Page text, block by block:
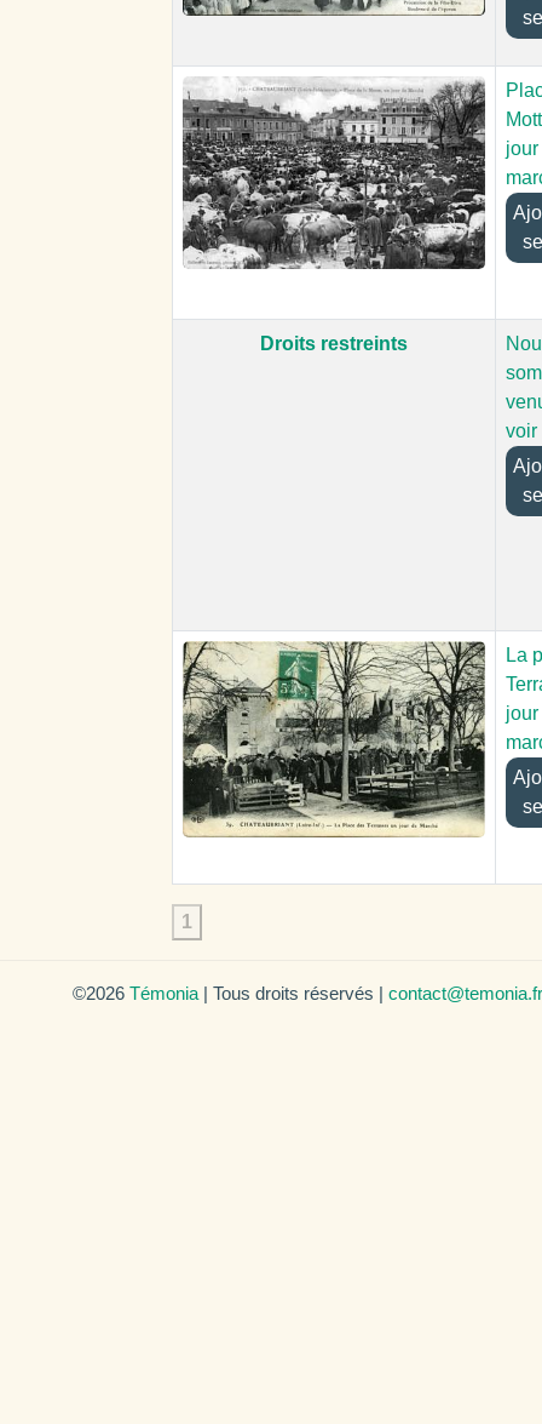
Droits restreints
voir
La
1
©2026 Témonia | Tous droits réservés | contact@temonia.fr